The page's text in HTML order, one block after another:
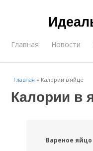
Главная Новости
Главная » Калории в яйце
Калории в
Вареное яйцо